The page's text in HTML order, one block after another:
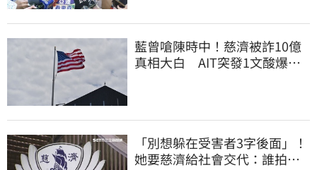
藍曾嗆陳時中！慈濟被詐10億
真相大白 AIT突發1文酸爆…
「別想躲在受害者3字後面」！
她要慈濟給社會交代：誰拍板